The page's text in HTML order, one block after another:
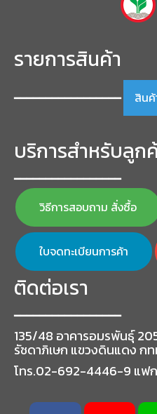
รายการสินค้า
━━━━━━━━━━━━━━━━━ สินค้
บริการสำหรับลูก
━━━━━━━━━━━━━━━━━
วิธีการสอบถาม สั่งซื้อ
ใบจดทะเบียนการค้า
ติดต่อเรา
━━━━━━━━━━━━━━━━━
135/48 อาคารอมรพันธุ์
รัชดาภิเษก แขวงดินแดง ก
โทร.02-692-4446-9 แฟ